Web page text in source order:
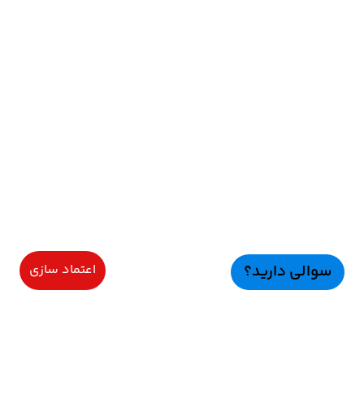
سوالی دارید؟ اعتماد سازی